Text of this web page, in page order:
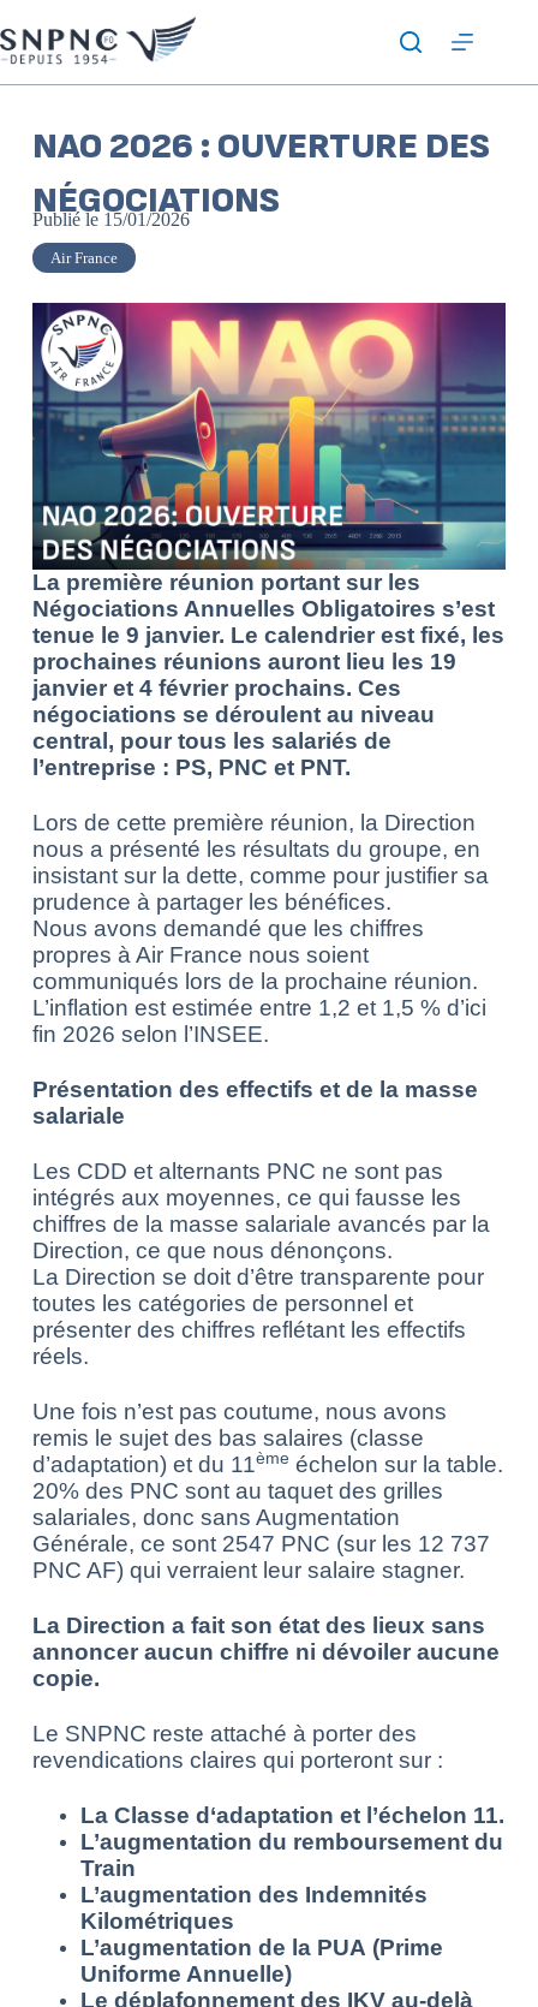
NAO 2026 : OUVERTURE DES
NÉGOCIATIONS
Publié le 15/01/2026
Air France
La première réunion portant sur les
Négociations Annuelles Obligatoires s’est
tenue le 9 janvier. Le calendrier est fixé, les
prochaines réunions auront lieu les 19
janvier et 4 février prochains. Ces
négociations se déroulent au niveau
central, pour tous les salariés de
l’entreprise : PS, PNC et PNT.
Lors de cette première réunion, la Direction
nous a présenté les résultats du groupe, en
insistant sur la dette, comme pour justifier sa
prudence à partager les bénéfices.
Nous avons demandé que les chiffres
propres à Air France nous soient
communiqués lors de la prochaine réunion.
L’inflation est estimée entre 1,2 et 1,5 % d’ici
fin 2026 selon l’INSEE.
Présentation des effectifs et de la masse
salariale
Les CDD et alternants PNC ne sont pas
intégrés aux moyennes, ce qui fausse les
chiffres de la masse salariale avancés par la
Direction, ce que nous dénonçons.
La Direction se doit d’être transparente pour
toutes les catégories de personnel et
présenter des chiffres reflétant les effectifs
réels.
Une fois n’est pas coutume, nous avons
remis le sujet des bas salaires (classe
d’adaptation) et du 11èmeéchelon sur la table.
20% des PNC sont au taquet des grilles
salariales, donc sans Augmentation
Générale, ce sont 2547 PNC (sur les 12 737
PNC AF) qui verraient leur salaire stagner.
La Direction a fait son état des lieux sans
annoncer aucun chiffre ni dévoiler aucune
copie.
Le SNPNC reste attaché à porter des
revendications claires qui porteront sur :
La Classe d‘adaptation et l’échelon 11.
L’augmentation du remboursement du
Train
L’augmentation des Indemnités
Kilométriques
L’augmentation de la PUA (Prime
Uniforme Annuelle)
Le déplafonnement des IKV au-delà